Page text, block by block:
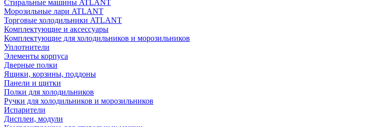
Стиральные машины ATLANT
Морозильные лари ATLANT
Торговые холодильники ATLANT
Комплектующие и аксессуары
Комплектующие для холодильников и морозильников
Уплотнители
Элементы корпуса
Дверные полки
Ящики, корзины, поддоны
Панели и щитки
Полки для холодильников
Ручки для холодильников и морозильников
Испарители
Дисплеи, модули